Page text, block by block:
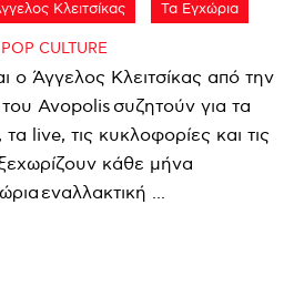
Κλειτσίκας Τα Εγχώρια
POP CULTURE
ο Άγγελος Κλειτσίκας από την
Avopolis συζητούν για τα
live, τις κυκλοφορίες και τις
κάθε μήνα
εναλλακτική ...